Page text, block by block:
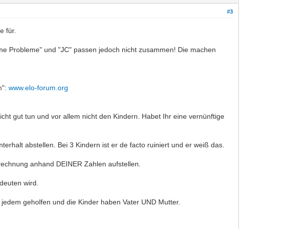
#3
für.
Probleme" und "JC" passen jedoch nicht zusammen! Die machen
www.elo-forum.org
gut tun und vor allem nicht den Kindern. Habet Ihr eine vernünftige
abstellen. Bei 3 Kindern ist er de facto ruiniert und er weiß das.
anhand DEINER Zahlen aufstellen.
wird.
geholfen und die Kinder haben Vater UND Mutter.